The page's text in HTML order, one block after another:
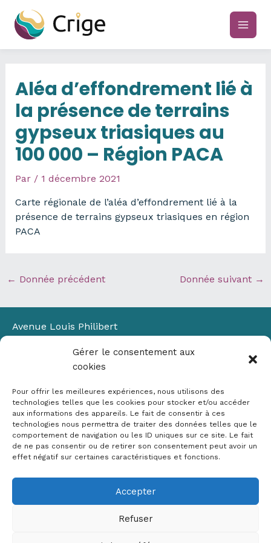
Gérer le consentement aux
cookies
Pour offrir les meilleures expériences, nous utilisons des
technologies telles que les cookies pour stocker et/ou accéder
aux informations des appareils. Le fait de consentir à ces
technologies nous permettra de traiter des données telles que le
comportement de navigation ou les ID uniques sur ce site. Le fait
de ne pas consentir ou de retirer son consentement peut avoir un
effet négatif sur certaines caractéristiques et fonctions.
Accepter
Refuser
contenu
main
Aléa d’effondrement lié à
la présence de terrains
gypseux triasiques au
100 000 – Région PACA
Par / 1 décembre 2021
Carte régionale de l’aléa d’effondrement lié à la
présence de terrains gypseux triasiques en région
PACA
← Donnée précédent Donnée suivant →
Avenue Louis Philibert
Bâtiment Laennec
13100 Aix-en-Provence
✉ contact@crige-paca.org
Mentions légales
RGPD